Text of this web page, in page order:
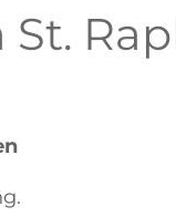
St.